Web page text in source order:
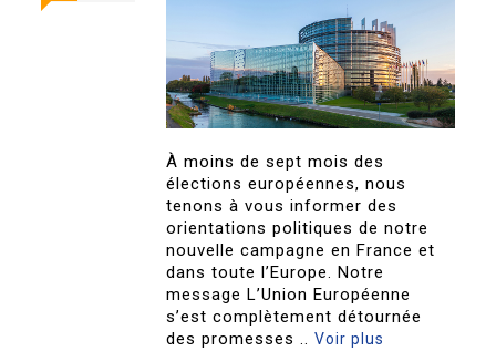
À moins de sept mois des
élections européennes, nous
tenons à vous informer des
orientations politiques de notre
nouvelle campagne en France et
dans toute l’Europe. Notre
message L’Union Européenne
s’est complètement détournée
des promesses ..Voir plus